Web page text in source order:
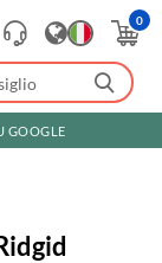
0
GOOGLE